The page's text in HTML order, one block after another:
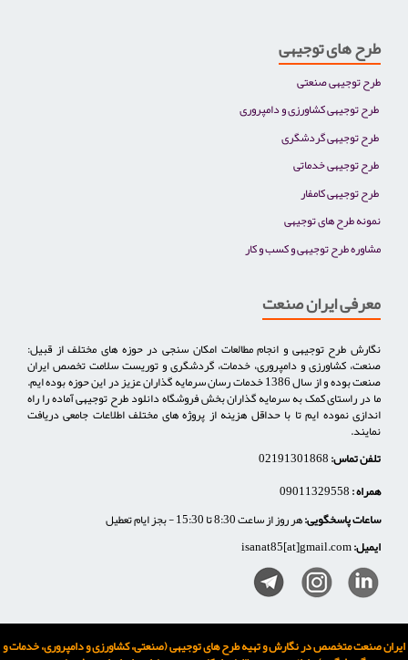
طرح های توجیهی
طرح توجیهی صنعتی
طرح توجیهی کشاورزی و دامپروری
طرح توجیهی گردشگری
طرح توجیهی خدماتی
طرح توجیهی کامفار
نمونه طرح های توجیهی
مشاوره طرح توجیهی و کسب و کار
معرفی ایران صنعت
نگارش طرح توجیهی و انجام مطالعات امکان سنجی در حوزه های مختلف از قبیل:
صنعت، کشاورزی و دامپروری، خدمات، گردشگری و توریست سلامت تخصص ایران
صنعت بوده و از سال 1386 خدمات رسان سرمایه گذاران عزیز در این حوزه بوده ایم.
ما در راستای کمک به سرمایه گذاران بخش فروشگاه دانلود طرح توجیهی آماده را راه
اندازی نموده ایم تا با حداقل هزینه از پروژه های مختلف اطلاعات جامعی دریافت
نمایند.
تلفن تماس:
همراه :
ساعات پاسخگویی:هر روز از ساعت 8:30 تا 15:30 - بجز ایام تعطیل
ایمیل:
ایران صنعت متخصص در نگارش و تهیه طرح های توجیهی (صنعتی، کشاورزی و دامپروری، خدمات و